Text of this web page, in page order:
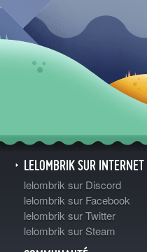
LELOMBRIK SUR INTERNET
lelombrik sur Discord
lelombrik sur Facebook
lelombrik sur Twitter
lelombrik sur Steam